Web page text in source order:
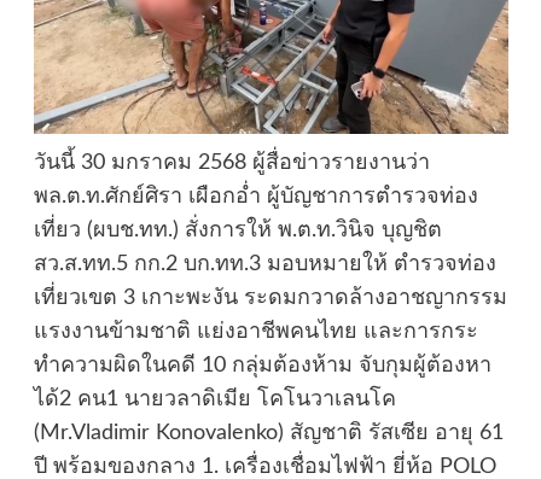
วันนี้ 30 มกราคม 2568 ผู้สื่อข่าวรายงานว่า
พล.ต.ท.ศักย์ศิรา เผือกอ่ำ ผู้บัญชาการตำรวจท่อง
เที่ยว (ผบช.ทท.) สั่งการให้ พ.ต.ท.วินิจ บุญชิต
สว.ส.ทท.5 กก.2 บก.ทท.3 มอบหมายให้ ตำรวจท่อง
เที่ยวเขต 3 เกาะพะงัน ระดมกวาดล้างอาชญากรรม
แรงงานข้ามชาติ แย่งอาชีพคนไทย และการกระ
ทำความผิดในคดี 10 กลุ่มต้องห้าม จับกุมผู้ต้องหา
ได้2 คน1 นายวลาดิเมีย โคโนวาเลนโค
(Mr.Vladimir Konovalenko) สัญชาติ รัสเซีย อายุ 61
ปี พร้อมของกลาง 1. เครื่องเชื่อมไฟฟ้า ยี่ห้อ POLO